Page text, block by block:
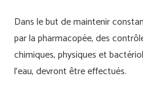
Dans le but de maintenir
par la pharmacopée, des
chimiques, physiques et
l’eau, devront être effectués.